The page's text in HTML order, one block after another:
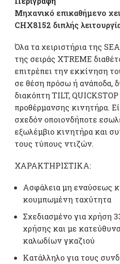
Μηχανικό επικαθήμενο
CHX8152 διπλής
Όλα τα χειριστήρια της
της σειράς XTREME
επιτρέπει την εκκίνηση
σε θέση πρόσω ή ανάποδα,
διακόπτη TILT, QUICKSTOP
προθέρμανσης κινητήρα.
σχεδόν οποιονδήποτε
εξωλέμβιο κινητήρα και
τους τύπους ντιζών.
ΧΑΡΑΚΤΗΡΙΣΤΙΚΑ:
Ασφάλεια μη εναύσεως
κουμπωμένη ταχύτητα
Σχεδιασμένο για χρήση
χρήσης και με
καλωδίων γκαζιού
Κατάλληλο για τους